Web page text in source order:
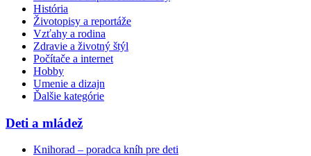
História
Životopisy a reportáže
Vzťahy a rodina
Zdravie a životný štýl
Počítače a internet
Hobby
Umenie a dizajn
Ďalšie kategórie
Deti a mládež
Knihorad – poradca kníh pre deti